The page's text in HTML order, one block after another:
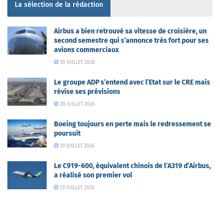
La sélection de la rédaction
Airbus a bien retrouvé sa vitesse de croisière, un
second semestre qui s’annonce très fort pour ses
avions commerciaux
30 JUILLET 2026
Le groupe ADP s’entend avec l’Etat sur le CRE mais
révise ses prévisions
30 JUILLET 2026
Boeing toujours en perte mais le redressement se
poursuit
29 JUILLET 2026
Le C919-600, équivalent chinois de l’A319 d’Airbus,
a réalisé son premier vol
29 JUILLET 2026